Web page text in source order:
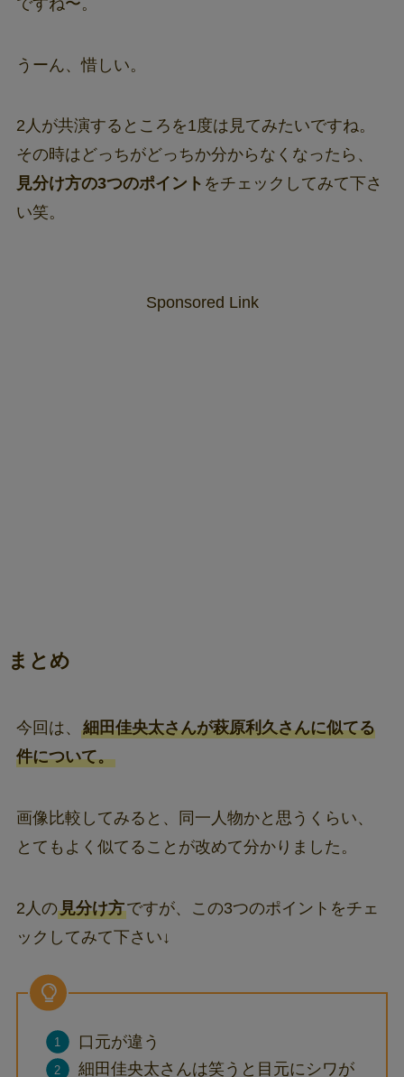
うーん、惜しい。
2人が共演するところを1度は見てみたいですね。
その時はどっちがどっちか分からなくなったら、
見分け方の3つのポイント をチェックしてみて下さ
い笑。
Sponsored Link
まとめ
今回は、 細田佳央太さんが萩原利久さんに似てる
件について。
画像比較してみると、同一人物かと思うくらい、
とてもよく似てることが改めて分かりました。
2人の見分け方ですが、この3つのポイントをチェ
ックしてみて下さい↓
口元が違う
細田佳央太さんは笑うと目元にシワが